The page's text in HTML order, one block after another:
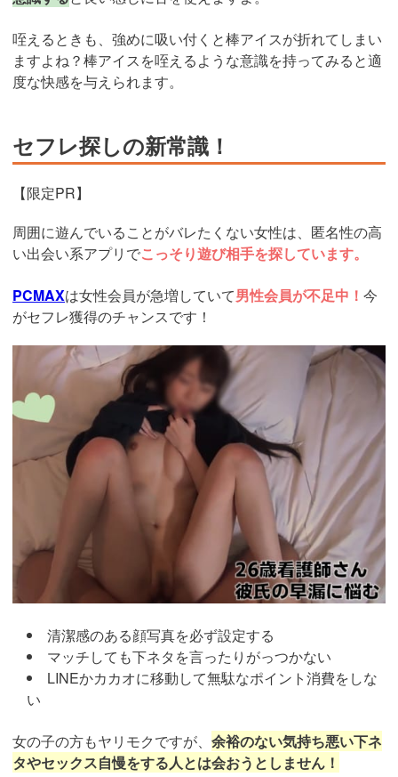
咥えるときも、強めに吸い付くと棒アイスが折れてしまい
ますよね？棒アイスを咥えるような意識を持ってみると適
度な快感を与えられます。
セフレ探しの新常識！
【限定PR】
周囲に遊んでいることがバレたくない女性は、匿名性の高
い出会い系アプリでこっそり遊び相手を探しています。
PCMAXは女性会員が急増していて男性会員が不足中！ 今
がセフレ獲得のチャンスです！
https://pcmax.jp/lp/?
ad_id=rm307016
清潔感のある顔写真を必ず設定する
マッチしても下ネタを言ったりがっつかない
LINEかカカオに移動して無駄なポイント消費をしな
い
女の子の方もヤリモクですが、 余裕のない気持ち悪い下ネ
タやセックス自慢をする人とは会おうとしません！